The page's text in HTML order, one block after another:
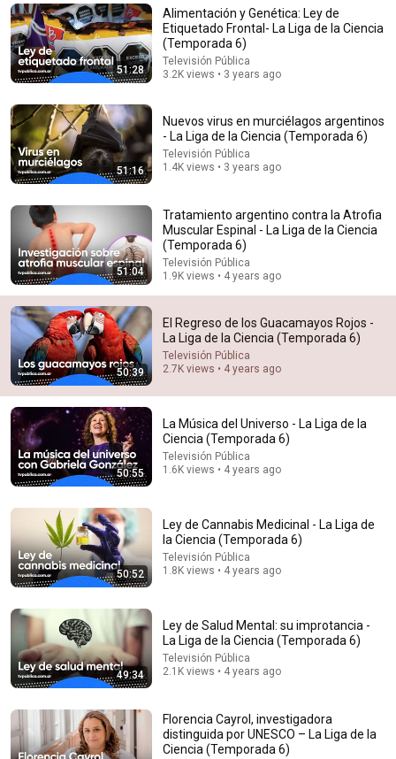
Comment...
Experto en Gravedad Cuántica: El Mayor Misterio del
Universo | Dr. Roberto Emparan
Vidas Ajenas • 553K views
Esto no es ciencia ficción. Es el futuro de los viajes
Astrum Español • 184K views
51:28
Alimentación y Genética: Ley de
Etiquetado Frontal- La Liga de la Ciencia
(Temporada 6)
Televisión Pública
3.2K views • 3 years ago
51:16
Nuevos virus en murciélagos argentinos
- La Liga de la Ciencia (Temporada 6)
Televisión Pública
1.4K views • 3 years ago
51:04
Tratamiento argentino contra la Atrofia
Muscular Espinal - La Liga de la Ciencia
(Temporada 6)
Televisión Pública
1.9K views • 4 years ago
50:39
El Regreso de los Guacamayos Rojos -
La Liga de la Ciencia (Temporada 6)
Televisión Pública
2.7K views • 4 years ago
50:55
La Música del Universo - La Liga de la
Ciencia (Temporada 6)
Televisión Pública
1.6K views • 4 years ago
50:52
Ley de Cannabis Medicinal - La Liga de
la Ciencia (Temporada 6)
Televisión Pública
1.8K views • 4 years ago
49:34
Ley de Salud Mental: su improtancia -
La Liga de la Ciencia (Temporada 6)
Televisión Pública
2.1K views • 4 years ago
Florencia Cayrol, investigadora
distinguida por UNESCO – La Liga de la
Ciencia (Temporada 6)